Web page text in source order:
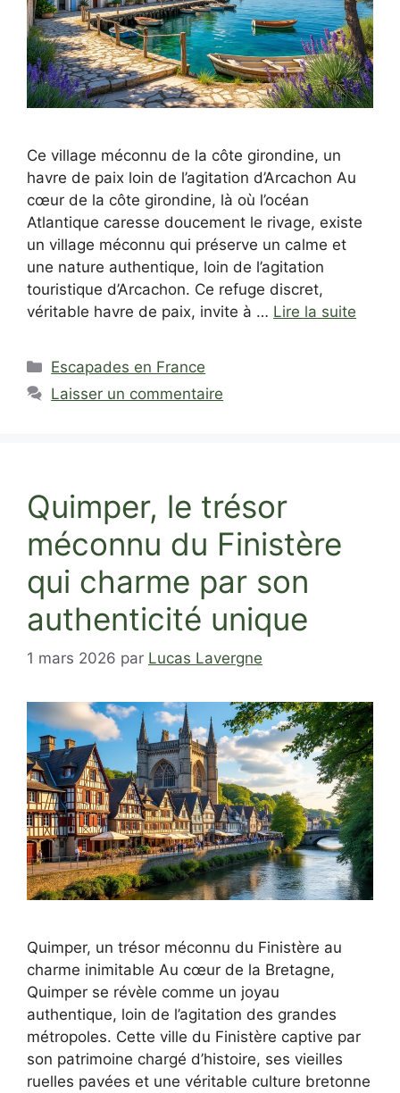
Ce village méconnu de la côte girondine, un
havre de paix loin de l’agitation d’Arcachon Au
cœur de la côte girondine, là où l’océan
Atlantique caresse doucement le rivage, existe
un village méconnu qui préserve un calme et
une nature authentique, loin de l’agitation
touristique d’Arcachon. Ce refuge discret,
véritable havre de paix, invite à … Lire la suite
Catégories
Escapades en France
Laisser un commentaire
Quimper, le trésor
méconnu du Finistère
qui charme par son
authenticité unique
1 mars 2026 par Lucas Lavergne
Quimper, un trésor méconnu du Finistère au
charme inimitable Au cœur de la Bretagne,
Quimper se révèle comme un joyau
authentique, loin de l’agitation des grandes
métropoles. Cette ville du Finistère captive par
son patrimoine chargé d’histoire, ses vieilles
ruelles pavées et une véritable culture bretonne